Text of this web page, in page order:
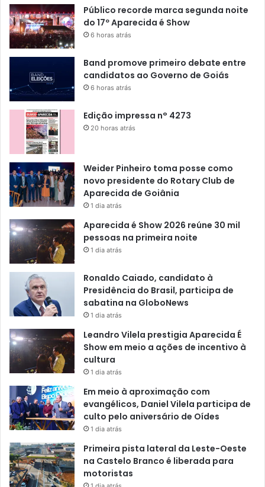
Público recorde marca segunda noite
do 17º Aparecida é Show
6 horas atrás
Band promove primeiro debate entre
candidatos ao Governo de Goiás
6 horas atrás
Edição impressa n° 4273
20 horas atrás
Weider Pinheiro toma posse como
novo presidente do Rotary Club de
Aparecida de Goiânia
1 dia atrás
Aparecida é Show 2026 reúne 30 mil
pessoas na primeira noite
1 dia atrás
Ronaldo Caiado, candidato à
Presidência do Brasil, participa de
sabatina na GloboNews
1 dia atrás
Leandro Vilela prestigia Aparecida É
Show em meio a ações de incentivo à
cultura
1 dia atrás
Em meio à aproximação com
evangélicos, Daniel Vilela participa de
culto pelo aniversário de Oídes
1 dia atrás
Primeira pista lateral da Leste-Oeste
na Castelo Branco é liberada para
motoristas